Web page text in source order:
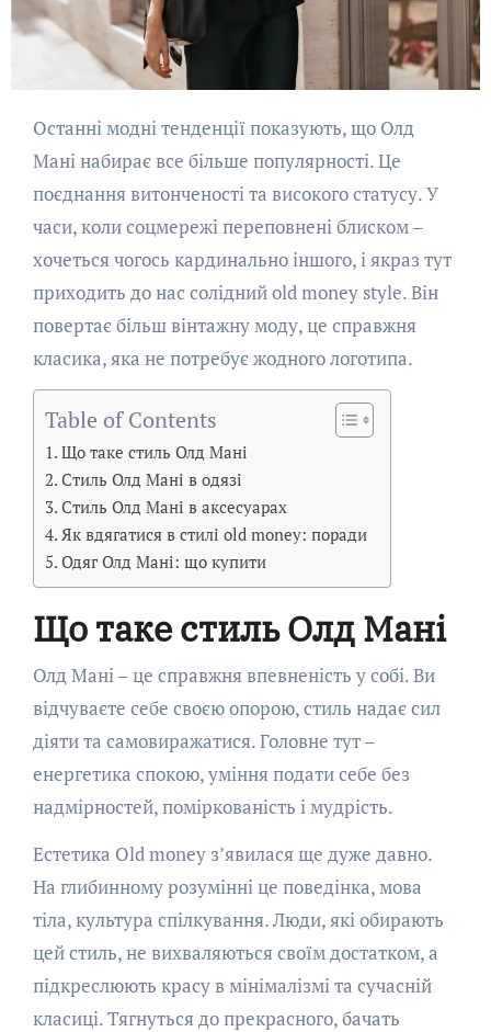
Останні модні тенденції показують, що Олд
Мані набирає все більше популярності. Це
поєднання витонченості та високого статусу. У
часи, коли соцмережі переповнені блиском –
хочеться чогось кардинально іншого, і якраз тут
приходить до нас солідний old money style. Він
повертає більш вінтажну моду, це справжня
класика, яка не потребує жодного логотипа.
Table of Contents
Що таке стиль Олд Мані
Стиль Олд Мані в одязі
Стиль Олд Мані в аксесуарах
Як вдягатися в стилі old money: поради
Одяг Олд Мані: що купити
Що таке стиль Олд Мані
Олд Мані – це справжня впевненість у собі. Ви
відчуваєте себе своєю опорою, стиль надає сил
діяти та самовиражатися. Головне тут –
енергетика спокою, уміння подати себе без
надмірностей, поміркованість і мудрість.
Естетика Old money з’явилася ще дуже давно.
На глибинному розумінні це поведінка, мова
тіла, культура спілкування. Люди, які обирають
цей стиль, не вихваляються своїм достатком, а
підкреслюють красу в мінімалізмі та сучасній
класиці. Тягнуться до прекрасного, бачать